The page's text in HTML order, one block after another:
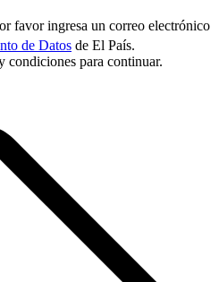
favor ingresa un correo electrónico
de Datos de El País.
condiciones para continuar.